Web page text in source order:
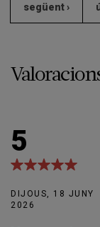
següent ›
5
DIJOUS, 18 JUNY
2026